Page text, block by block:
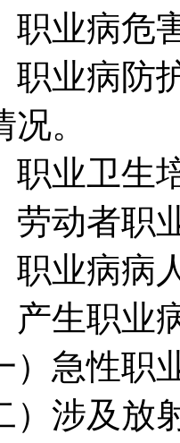
业病危害
病防护
。
业卫生
动者职
病病人
生职业病
急性职业
涉及放射